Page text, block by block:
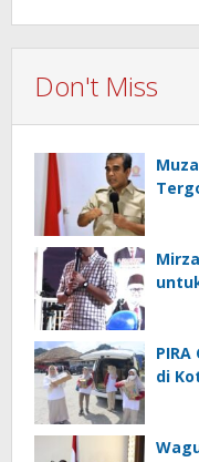
Don't Miss
di